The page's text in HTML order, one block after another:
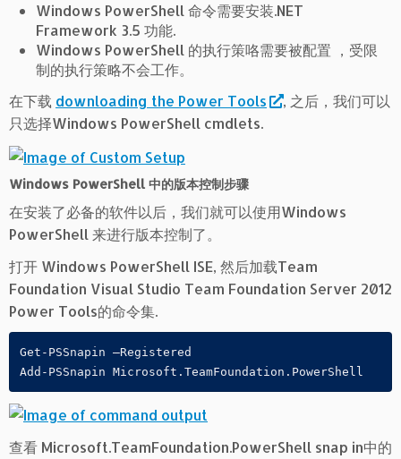
Windows PowerShell 命令需要安装.NET
Framework 3.5 功能.
Windows PowerShell 的执行策咯需要被配置 ，受限
制的执行策略不会工作。
在下载 downloading the Power Tools
, 之后，我们可以
只选择Windows PowerShell cmdlets.
Windows PowerShell 中的版本控制步骤
在安装了必备的软件以后，我们就可以使用Windows
PowerShell 来进行版本控制了。
打开 Windows PowerShell ISE, 然后加载Team
Foundation Visual Studio Team Foundation Server 2012
Power Tools的命令集.
Get-PSSnapin –Registered
Add-PSSnapin Microsoft.TeamFoundation.PowerShell
查看 Microsoft.TeamFoundation.PowerShell snap in中的